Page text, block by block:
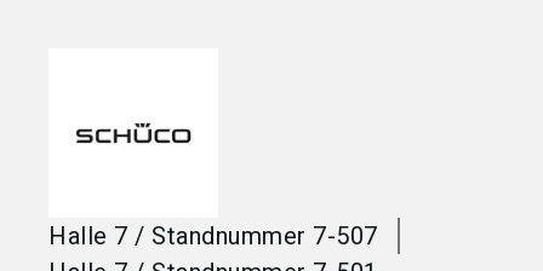
Halle 7 / Standnummer 7-507